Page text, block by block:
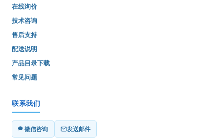
在线询价
技术咨询
售后支持
配送说明
产品目录下载
常见问题
联系我们
微信咨询 发送邮件